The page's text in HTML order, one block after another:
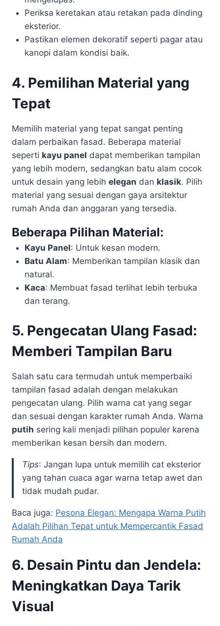
Periksa keretakan atau retakan pada dinding
eksterior.
Pastikan elemen dekoratif seperti pagar atau
kanopi dalam kondisi baik.
4. Pemilihan Material yang
Tepat
Memilih material yang tepat sangat penting
dalam perbaikan fasad. Beberapa material
seperti kayu panel dapat memberikan tampilan
yang lebih modern, sedangkan batu alam cocok
untuk desain yang lebih elegan dan klasik. Pilih
material yang sesuai dengan gaya arsitektur
rumah Anda dan anggaran yang tersedia.
Beberapa Pilihan Material:
Kayu Panel: Untuk kesan modern.
Batu Alam: Memberikan tampilan klasik dan
natural.
Kaca: Membuat fasad terlihat lebih terbuka
dan terang.
5. Pengecatan Ulang Fasad:
Memberi Tampilan Baru
Salah satu cara termudah untuk memperbaiki
tampilan fasad adalah dengan melakukan
pengecatan ulang. Pilih warna cat yang segar
dan sesuai dengan karakter rumah Anda. Warna
putih sering kali menjadi pilihan populer karena
memberikan kesan bersih dan modern.
Tips: Jangan lupa untuk memilih cat eksterior
yang tahan cuaca agar warna tetap awet dan
tidak mudah pudar.
Baca juga: Pesona Elegan: Mengapa Warna Putih
Adalah Pilihan Tepat untuk Mempercantik Fasad
Rumah Anda
6. Desain Pintu dan Jendela:
Meningkatkan Daya Tarik
Visual